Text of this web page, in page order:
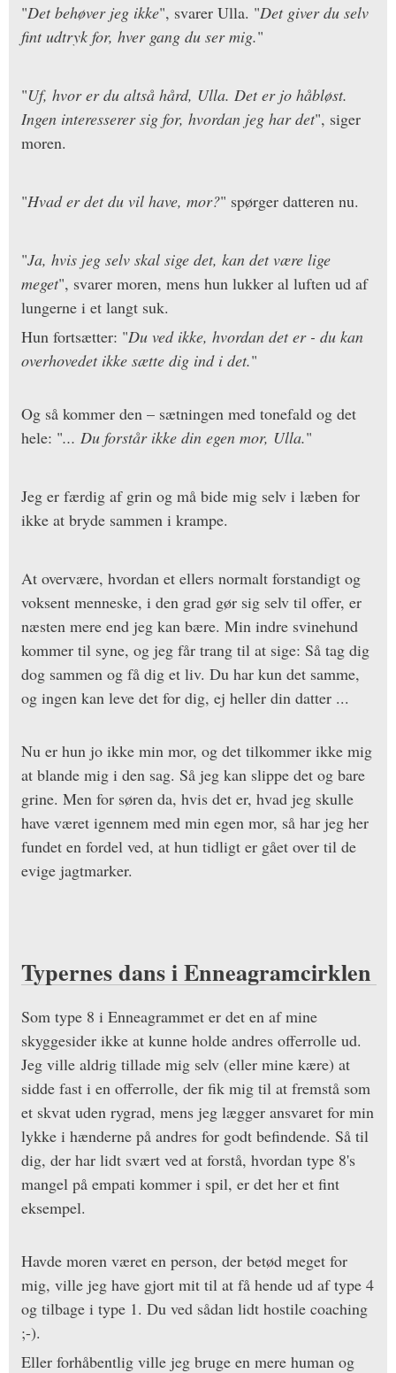
"Det behøver jeg ikke", svarer Ulla. "Det giver du selv
fint udtryk for, hver gang du ser mig."
"Uf, hvor er du altså hård, Ulla. Det er jo håbløst.
Ingen interesserer sig for, hvordan jeg har det", siger
moren.
"Hvad er det du vil have, mor?" spørger datteren nu.
"Ja, hvis jeg selv skal sige det, kan det være lige
meget", svarer moren, mens hun lukker al luften ud af
lungerne i et langt suk.
Hun fortsætter: "Du ved ikke, hvordan det er - du kan
overhovedet ikke sætte dig ind i det."
Og så kommer den – sætningen med tonefald og det
hele: "... Du forstår ikke din egen mor, Ulla."
Jeg er færdig af grin og må bide mig selv i læben for
ikke at bryde sammen i krampe.
At overvære, hvordan et ellers normalt forstandigt og
voksent menneske, i den grad gør sig selv til offer, er
næsten mere end jeg kan bære. Min indre svinehund
kommer til syne, og jeg får trang til at sige: Så tag dig
dog sammen og få dig et liv. Du har kun det samme,
og ingen kan leve det for dig, ej heller din datter ...
Nu er hun jo ikke min mor, og det tilkommer ikke mig
at blande mig i den sag. Så jeg kan slippe det og bare
grine. Men for søren da, hvis det er, hvad jeg skulle
have været igennem med min egen mor, så har jeg her
fundet en fordel ved, at hun tidligt er gået over til de
evige jagtmarker.
Typernes dans i Enneagramcirklen
Som type 8 i Enneagrammet er det en af mine
skyggesider ikke at kunne holde andres offerrolle ud.
Jeg ville aldrig tillade mig selv (eller mine kære) at
sidde fast i en offerrolle, der fik mig til at fremstå som
et skvat uden rygrad, mens jeg lægger ansvaret for min
lykke i hænderne på andres for godt befindende. Så til
dig, der har lidt svært ved at forstå, hvordan type 8's
mangel på empati kommer i spil, er det her et fint
eksempel.
Havde moren været en person, der betød meget for
mig, ville jeg have gjort mit til at få hende ud af type 4
og tilbage i type 1. Du ved sådan lidt hostile coaching
;-).
Eller forhåbentlig ville jeg bruge en mere human og